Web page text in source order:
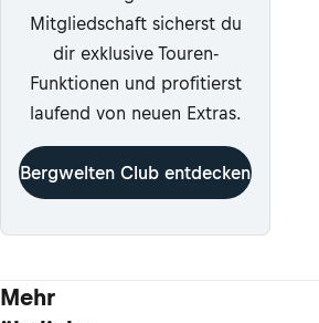
Mitgliedschaft sicherst du
dir exklusive Touren-
Funktionen und profitierst
laufend von neuen Extras.
Bergwelten Club entdecken
Mehr